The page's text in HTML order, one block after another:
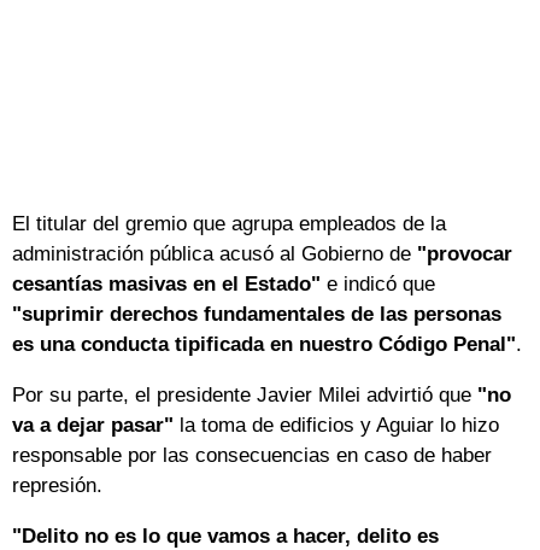
El titular del gremio que agrupa empleados de la
administración pública acusó al Gobierno de "provocar
cesantías masivas en el Estado" e indicó que
"suprimir derechos fundamentales de las personas
es una conducta tipificada en nuestro Código Penal".
Por su parte, el presidente Javier Milei advirtió que "no
va a dejar pasar" la toma de edificios y Aguiar lo hizo
responsable por las consecuencias en caso de haber
represión.
"Delito no es lo que vamos a hacer, delito es